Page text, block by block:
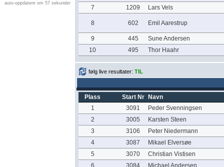
auto-oppdatere om 57 sekunder
7
1209 Lars Vels
8 602 Emil Aarestrup
9 445
Sune Andersen
10
495 Thor Haahr
følg live resultater: TIL
Plass Start Nr
Navn
1
3091
Peder Svenningsen
2
3005
Karsten Steen
3
3106
Peter Niedermann
4
3087
Mikael Elversøe
5
3070
Christian Vistisen
6
3084
Michael Andersen